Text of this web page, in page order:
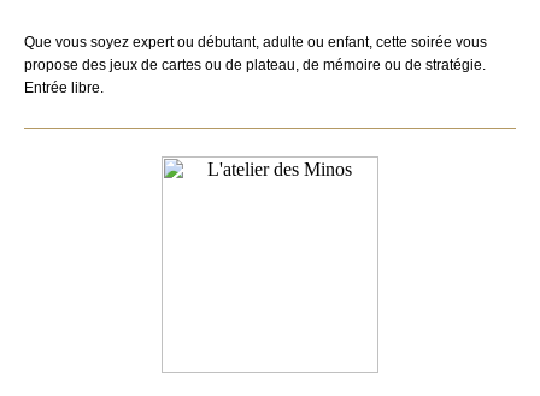
Que vous soyez expert ou débutant, adulte ou enfant, cette soirée vous
propose des jeux de cartes ou de plateau, de mémoire ou de stratégie.
Entrée libre.